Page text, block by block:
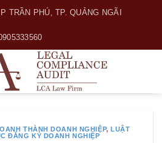
TRẦN PHÚ, TP. QUẢNG NGÃI
THÀNH DOANH NGHIỆP,LUẬT
ĐĂNG KÝ DOANH NGHIỆP